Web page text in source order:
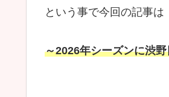
という事で今回の記事は
～2026年シーズンに渋